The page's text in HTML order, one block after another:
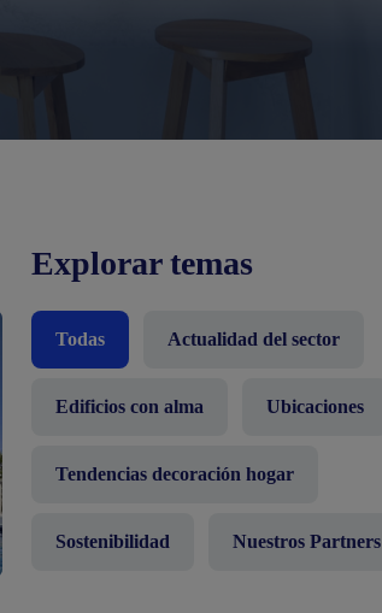
Explorar temas
Todas Actualidad del sector
Edificios con alma Ubicaciones
Tendencias decoración hogar
Sostenibilidad Nuestros Partners